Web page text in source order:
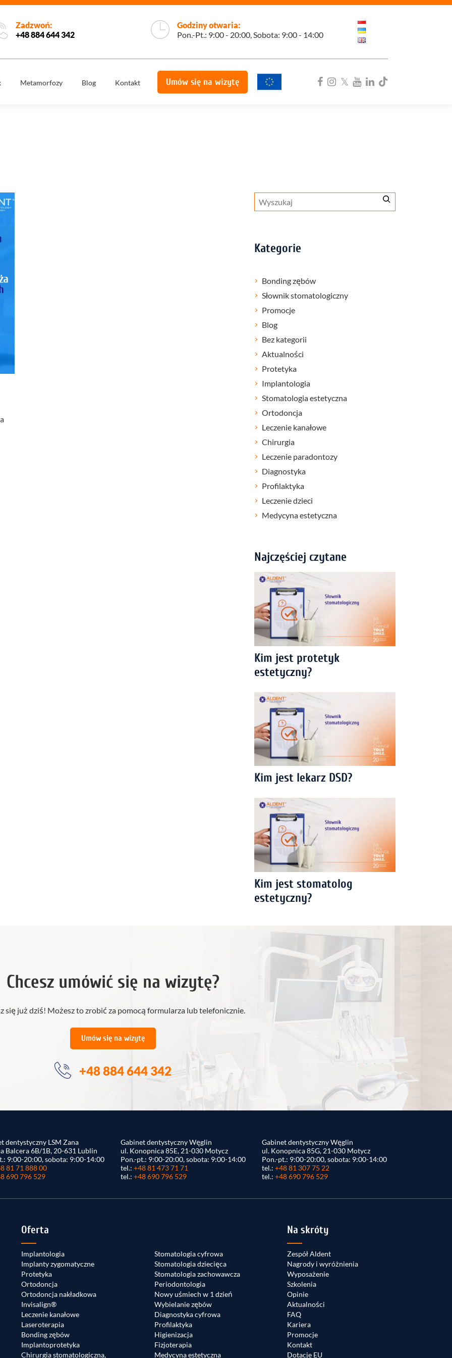
Zadzwoń:
+48 884 644 342
Godziny otwaria:
Pon.-Pt.: 9:00 - 20:00, Sobota: 9:00 - 14:00
Metamorfozy Blog Kontakt Umów się na wizytę
Kategorie
Bonding zębów
Słownik stomatologiczny
Promocje
Blog
Bez kategorii
Aktualności
Protetyka
Implantologia
Stomatologia estetyczna
Ortodoncja
Leczenie kanałowe
Chirurgia
Leczenie paradontozy
Diagnostyka
Profilaktyka
Leczenie dzieci
Medycyna estetyczna
Najczęściej czytane
Kim jest protetyk
estetyczny?
Kim jest lekarz DSD?
Kim jest stomatolog
estetyczny?
Chcesz umówić się na wizytę?
się już dziś! Możesz to zrobić za pomocą formularza lub telefonicznie.
Umów się na wizytę
+48 884 644 342
dentystyczny LSM Zana
Balcera 6B/1B, 20-631 Lublin
9:00-20:00, sobota: 9:00-14:00
81 71 888 00
690 796 529
Gabinet dentystyczny Węglin
ul. Konopnica 85E, 21-030 Motycz
Pon.-pt.: 9:00-20:00, sobota: 9:00-14:00
tel.: +48 81 473 71 71
tel.: +48 690 796 529
Gabinet dentystyczny Węglin
ul. Konopnica 85G, 21-030 Motycz
Pon.-pt.: 9:00-20:00, sobota: 9:00-14:00
tel.: +48 81 307 75 22
tel.: +48 690 796 529
Oferta
Implantologia
Implanty zygomatyczne
Protetyka
Ortodoncja
Ortodoncja nakładkowa
Invisalign®
Leczenie kanałowe
Laseroterapia
Bonding zębów
Implantoprotetyka
Chirurgia stomatologiczna,
Stomatologia cyfrowa
Stomatologia dziecięca
Stomatologia zachowawcza
Periodontologia
Nowy uśmiech w 1 dzień
Wybielanie zębów
Diagnostyka cyfrowa
Profilaktyka
Higienizacja
Fizjoterapia
Medycyna estetyczna
Na skróty
Zespół Aldent
Nagrody i wyróżnienia
Wyposażenie
Szkolenia
Opinie
Aktualności
FAQ
Kariera
Promocje
Kontakt
Dotacje EU